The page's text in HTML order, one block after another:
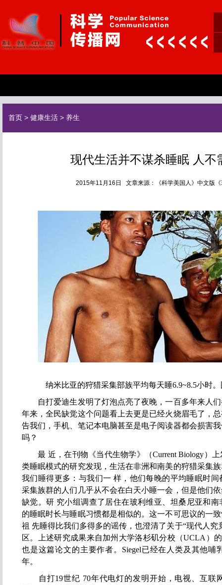
首页 > 健康生活 > 养生
现代生活并不谋杀睡眠 人不
2015年11月16日 文章来源：《科学美国人》中文版
纳米比亚的狩猎采集部族平均每天睡6.9~8.5小时。
自打爱迪生发明了灯泡点亮了夜晚，一百多年来人们
年来，全民缺觉这个问题看上去更是已经火烧眉毛了，
告我们，手机、笔记本电脑甚至是电子阅读器都会损害
吗？
最 近，在刊物《当代生物学》（Current Biology）上
类睡眠模式的研究发现，生活在非洲和南美的狩猎采集
我们睡得更多：与我们一 样，他们每晚的平均睡眠时间
采集族群的人们几乎从不会在白天小睡一会，但是他们
缺觉。研 究小组调查了居住在玻利维亚、坦桑尼亚和
的睡眠时长与睡眠习惯都是相似的。这一不可思议的一
祖 先睡得比我们多得多的谣传，也澄清了关于“现代人究
区。上述研究成果来自加州大学洛杉矶分校（UCLA）的
也是这篇论文的主要作者。Siegel已经在人类及其他哺
年。
自打19世纪 70年代电灯的发明开始，电视、互联